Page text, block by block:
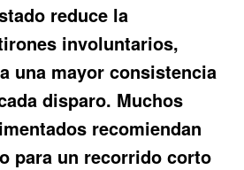
reduce la
involuntarios,
una mayor consistencia
disparo. Muchos
recomiendan
para un recorrido corto